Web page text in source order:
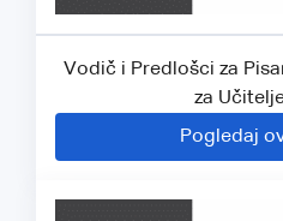
Vodič i Predlošci za
za
Pogledaj